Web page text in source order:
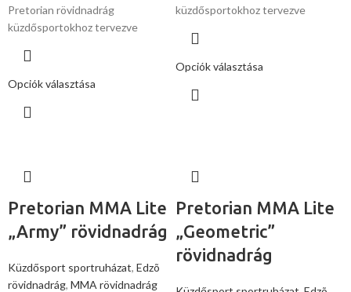
Pretorian rövidnadrág
küzdősportokhoz tervezve
Opciók választása
küzdősportokhoz tervezve
Opciók választása
Pretorian MMA Lite
„Army” rövidnadrág
Küzdősport sportruházat, Edzõ
rövidnadrág, MMA rövidnadrág
Pretorian MMA Lite
„Geometric”
rövidnadrág